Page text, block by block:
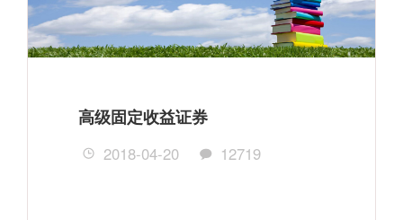
高级固定收益证券
2018-04-20 12719